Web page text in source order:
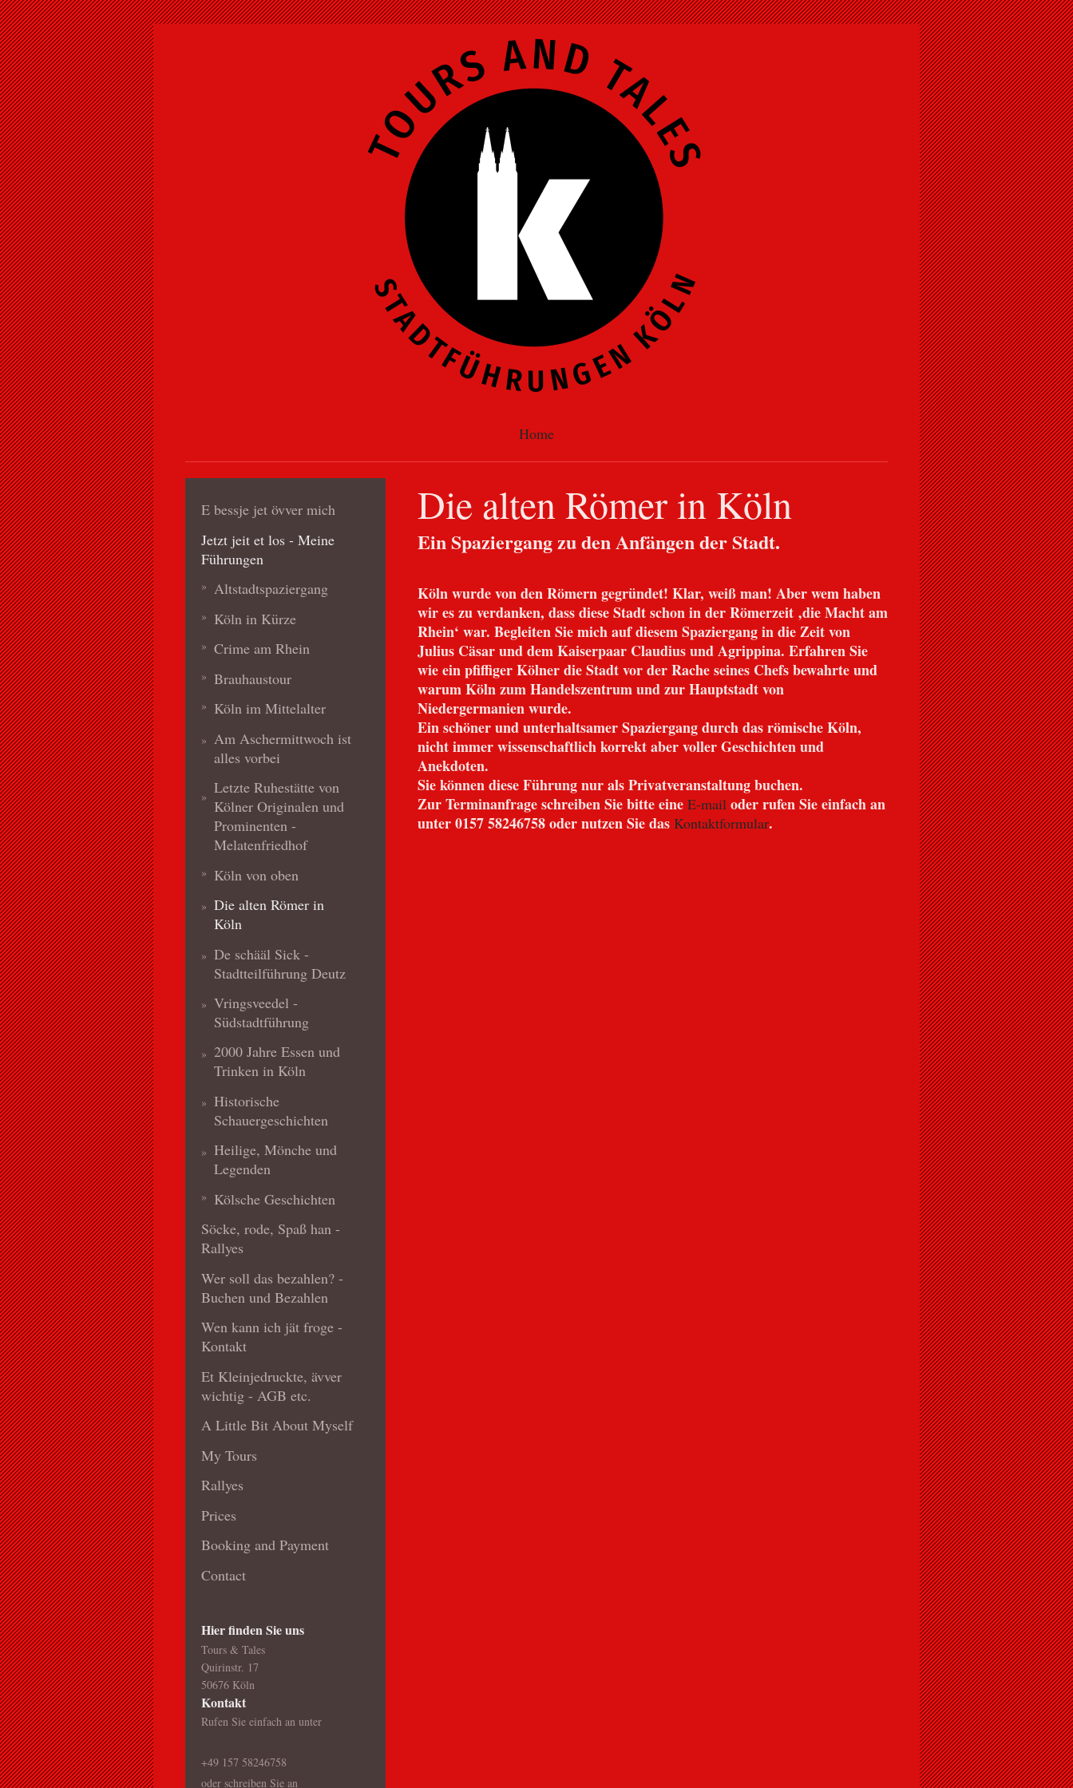
Home
Die alten Römer in Köln
Ein Spaziergang zu den Anfängen der Stadt.
Köln wurde von den Römern gegründet! Klar, weiß man! Aber wem haben
wir es zu verdanken, dass diese Stadt schon in der Römerzeit ‚die Macht am
Rhein‘ war. Begleiten Sie mich auf diesem Spaziergang in die Zeit von
Julius Cäsar und dem Kaiserpaar Claudius und Agrippina. Erfahren Sie
wie ein pfiffiger Kölner die Stadt vor der Rache seines Chefs bewahrte und
warum Köln zum Handelszentrum und zur Hauptstadt von
Niedergermanien wurde.
Ein schöner und unterhaltsamer Spaziergang durch das römische Köln,
nicht immer wissenschaftlich korrekt aber voller Geschichten und
Anekdoten.
Sie können diese Führung nur als Privatveranstaltung buchen.
Zur Terminanfrage schreiben Sie bitte eine E-mailoder rufen Sie einfach an
unter 0157 58246758 oder nutzen Sie das Kontaktformular.
E bessje jet övver mich
Jetzt jeit et los - Meine
Führungen
Altstadtspaziergang
Köln in Kürze
Crime am Rhein
Brauhaustour
Köln im Mittelalter
Am Aschermittwoch ist
alles vorbei
Letzte Ruhestätte von
Kölner Originalen und
Prominenten -
Melatenfriedhof
Köln von oben
Die alten Römer in
Köln
De schääl Sick -
Stadtteilführung Deutz
Vringsveedel -
Südstadtführung
2000 Jahre Essen und
Trinken in Köln
Historische
Schauergeschichten
Heilige, Mönche und
Legenden
Kölsche Geschichten
Söcke, rode, Spaß han -
Rallyes
Wer soll das bezahlen? -
Buchen und Bezahlen
Wen kann ich jät froge -
Kontakt
Et Kleinjedruckte, ävver
wichtig - AGB etc.
A Little Bit About Myself
My Tours
Rallyes
Prices
Booking and Payment
Contact
Hier finden Sie uns
Tours & Tales
Quirinstr. 17
50676 Köln
Kontakt
Rufen Sie einfach an unter
+49 157 58246758
oder schreiben Sie an